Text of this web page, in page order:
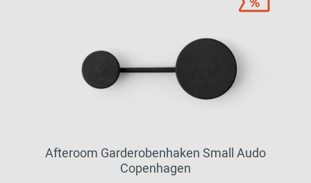
Afteroom Garderobenhaken Small Audo
Copenhagen